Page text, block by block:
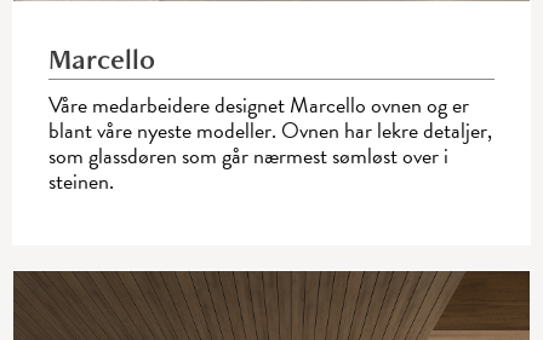
Marcello
Våre medarbeidere designet Marcello ovnen og er
blant våre nyeste modeller. Ovnen har lekre ­detaljer,
som glassdøren som går ­nærmest sømløst over i
steinen.